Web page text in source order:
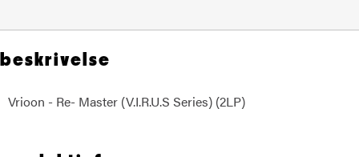
beskrivelse
Vrioon - Re- Master (V.I.R.U.S Series) (2LP)